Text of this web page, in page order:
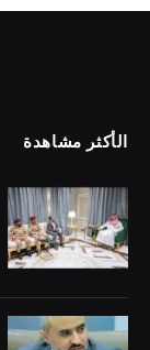
الأكثر مشاهدة